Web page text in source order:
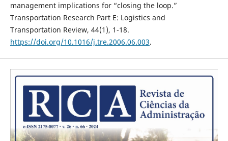
management implications for “closing the loop.”
Transportation Research Part E: Logistics and
Transportation Review, 44(1), 1-18.
https://doi.org/10.1016/j.tre.2006.06.003.